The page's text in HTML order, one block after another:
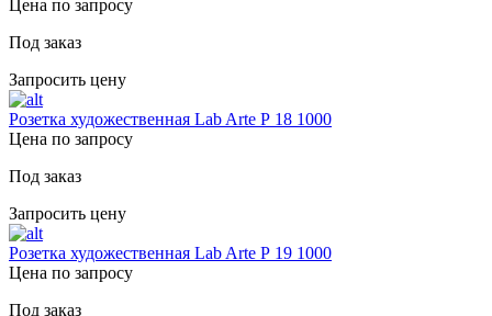
Цена по запросу
Под заказ
Запросить цену
Розетка художественная Lab Arte Р 18 1000
Цена по запросу
Под заказ
Запросить цену
Розетка художественная Lab Arte Р 19 1000
Цена по запросу
Под заказ